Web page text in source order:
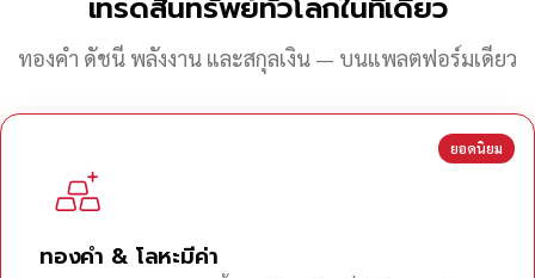
ทองคำ ดัชนี พลังงาน และสกุลเงิน — บนแพลตฟอร์มเดียว
ยอดนิยม
ทองคำ & โลหะมีค่า